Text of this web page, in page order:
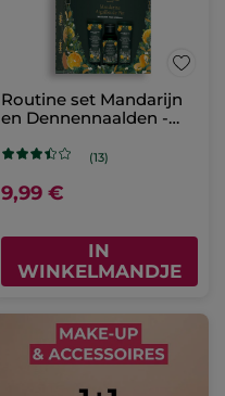
Routine set Mandarijn
en Dennennaalden -
(13)
9,99 €
IN
WINKELMANDJE